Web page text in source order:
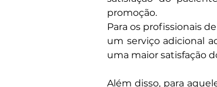
promoção.
Para os profissionais
um serviço adicional
uma maior satisfação
Além disso, para